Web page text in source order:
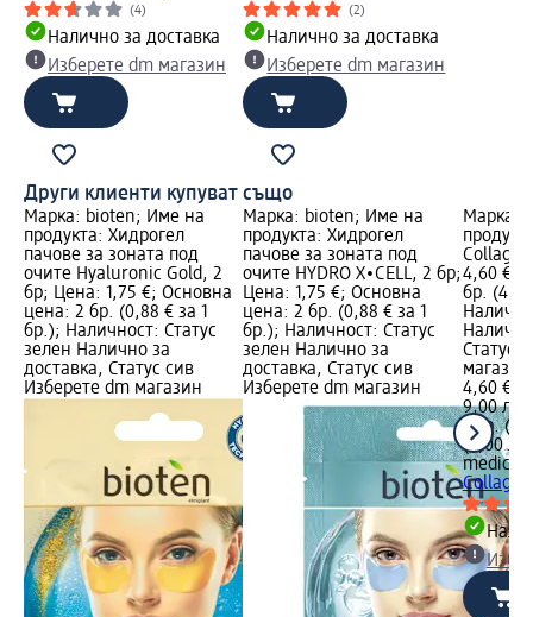
(4)
Налично за доставка
Изберете dm магазин
(2)
Налично за доставка
Изберете dm магазин
Други клиенти купуват също
Марка: bioten; Име на
продукта: Хидрогел
пачове за зоната под
очите Hyaluronic Gold, 2
бр; Цена: 1,75 €; Основна
цена: 2 бр. (0,88 € за 1
бр.); Наличност: Статус
зелен Налично за
доставка, Статус сив
Изберете dm магазин
Марка: bioten; Име на
продукта: Хидрогел
пачове за зоната под
очите HYDRO X∙CELL, 2 бр;
Цена: 1,75 €; Основна
цена: 2 бр. (0,88 € за 1
бр.); Наличност: Статус
зелен Налично за
доставка, Статус сив
Изберете dm магазин
Марка:
4,60 €;
бр.
Статус
магазин
4,60 €
9,00 лв.
1 бр.
(9,00